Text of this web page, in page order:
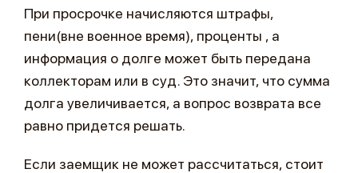
При просрочке начисляются штрафы,
пени(вне военное время), проценты , а
информация о долге может быть передана
коллекторам или в суд. Это значит, что сумма
долга увеличивается, а вопрос возврата все
равно придется решать.
Если заемщик не может рассчитаться, стоит